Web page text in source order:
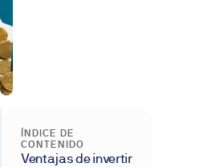
ÍNDICE DE
CONTENIDO
Ventajas de invertir